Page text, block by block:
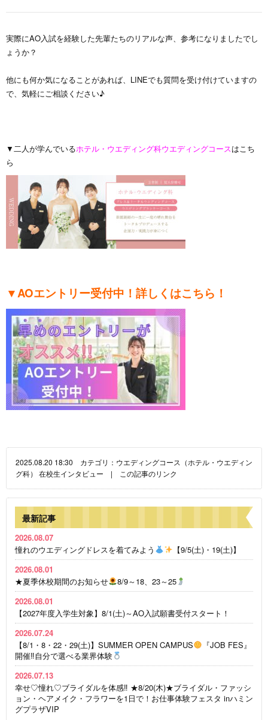
実際にAO入試を経験した先輩たちのリアルな声、参考になりましたでし
ょうか？
他にも何か気になることがあれば、LINEでも質問を受け付けていますの
で、気軽にご相談ください♪
▼二人が学んでいるホテル・ウエディング科ウエディングコースはこち
ら
▼AOエントリー受付中！詳しくはこちら！
2025.08.20 18:30 カテゴリ： ウエディングコース（ホテル・ウエディン
グ科） 在校生インタビュー | この記事のリンク
最新記事
2026.08.07
憧れのウエディングドレスを着てみよう
【9/5(土)・19(土)】
2026.08.01
★夏季休校期間のお知らせ
8/9～18、23～25
2026.08.01
【2027年度入学生対象】8/1(土)～AO入試願書受付スタート！
2026.07.24
【8/1・8・22・29(土)】SUMMER OPEN CAMPUS
『JOB FES』
開催‼自分で選べる業界体験
2026.07.13
幸せ♡憧れ♡ブライダルを体感‼ ★8/20(木)★ブライダル・ファッシ
ョン・ヘアメイク・フラワーを1日で！お仕事体験フェスタ inハミン
グプラザVIP